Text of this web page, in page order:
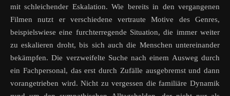
mit schleichender Eskalation. Wie bereits in den vergangenen
Filmen nutzt er verschiedene vertraute Motive des Genres,
beispielswiese eine furchterregende Situation, die immer weiter
zu eskalieren droht, bis sich auch die Menschen untereinander
bekämpfen. Die verzweifelte Suche nach einem Ausweg durch
ein Fachpersonal, das erst durch Zufälle ausgebremst und dann
vorangetrieben wird. Nicht zu vergessen die familiäre Dynamik